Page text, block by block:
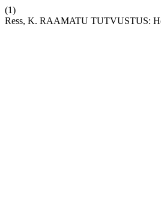
(1)
Ress, K. RAAMATU TUTVUSTUS: